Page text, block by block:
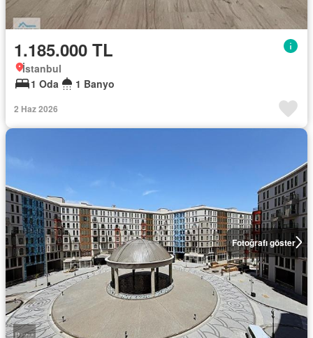
1.185.000 TL
İstanbul
1 Oda
1 Banyo
2 Haz 2026
Fotoğrafı göster